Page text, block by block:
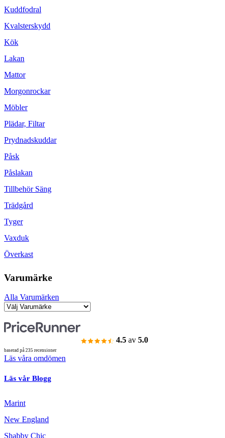
Kuddfodral
Kvalsterskydd
Kök
Lakan
Mattor
Morgonrockar
Möbler
Plädar, Filtar
Prydnadskuddar
Påsk
Påslakan
Tillbehör Säng
Trädgård
Tyger
Vaxduk
Överkast
Varumärke
Alla Varumärken
4.5 av 5.0
baserad på 235 recensioner
Läs våra omdömen
Läs vår Blogg
Marint
New England
Shabby Chic